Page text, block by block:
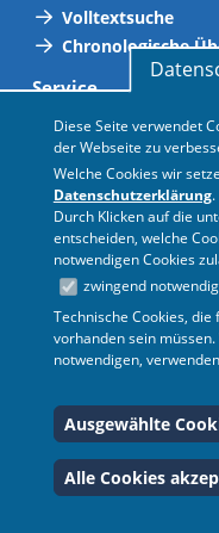
Diese Seite verwendet
der Webseite zu
Welche Cookies wir
Datenschutzerklärung.
Durch Klicken auf die
entscheiden, welche
notwendigen Cookies
zwingend notwendig
Technische Cookies,
vorhanden sein
notwendigen,
Ausgewählte
Alle Cookies
Volltextsuche
Chronologische
Service
Adressen
Gültigkeitsliste
Neue Vorschriften
Termine
Hilfe
FAQ
BASS
© 2026 Ministerium
Schule und Bildung